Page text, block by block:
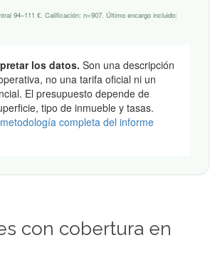
94–111 €. Calificación: n=907. Último encargo incluido:
los datos. Son una descripción
no una tarifa oficial ni un
El presupuesto depende de
tipo de inmueble y tasas.
metodología completa del informe
con cobertura en